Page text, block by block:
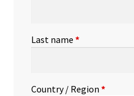
Last name *
Country / Region *